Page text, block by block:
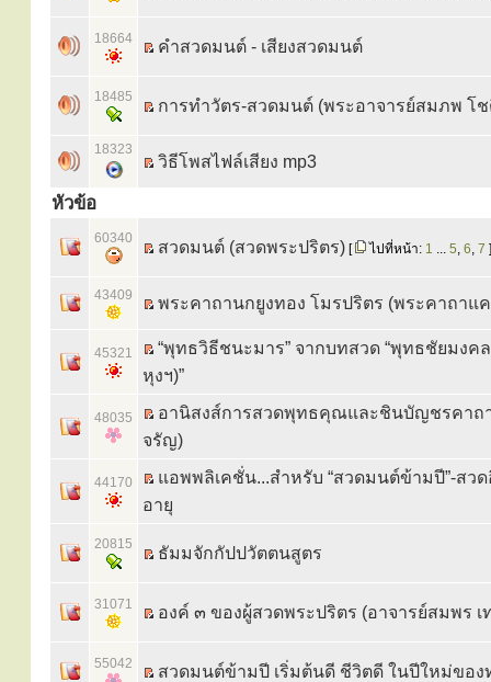
18664 คำสวดมนต์ - เสียงสวดมนต์
18485 การทำวัตร-สวดมนต์ (พระอาจารย์สมภพ โ
18323
วิธีโพสไฟล์เสียง mp3
หัวข้อ
60340 สวดมนต์ (สวดพระปริตร) [ ไปที่หน้า: 1 ... 5, 6, 7 ]
43409 พระคาถานกยูงทอง โมรปริตร (พระคาถาแ
45321
“พุทธวิธีชนะมาร” จากบทสวด “พุทธชัยมงค
หุงฯ)”
48035
อานิสงส์การสวดพุทธคุณและชินบัญชรคาถ
จรัญ)
44170
แอพพลิเคชั่น...สำหรับ “สวดมนต์ข้ามปี”-สวด
อายุ
20815 ธัมมจักกัปปวัตตนสูตร
31071 องค์ ๓ ของผู้สวดพระปริตร (อาจารย์สมพร
55042 สวดมนต์ข้ามปี เริ่มต้นดี ชีวิตดี ในปีใหม่ของ